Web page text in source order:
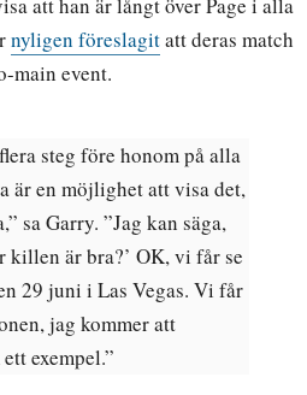
nyligen föreslagitatt deras match
main event.
steg före honom på alla
är en möjlighet att visa det,
sa Garry. ”Jag kan säga,
killen är bra?’ OK, vi får se
29 juni i Las Vegas. Vi får
jag kommer att
exempel.”